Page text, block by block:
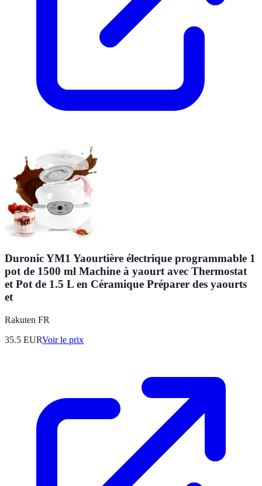
Duronic YM1 Yaourtière électrique programmable 1
pot de 1500 ml Machine à yaourt avec Thermostat
et Pot de 1.5 L en Céramique Préparer des yaourts
et
Rakuten FR
35.5 EURVoir le prix